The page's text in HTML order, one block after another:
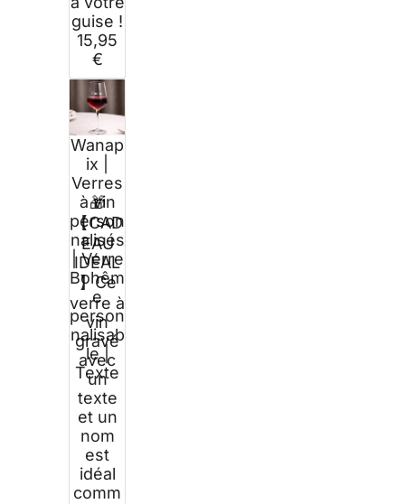
guise !
15,95
€
Wanap
ix |
Verres
à vin
person
nalisés
| Verre
Bohêm
e
person
nalisab
le |
Texte
🎁
【CAD
EAU
IDÉAL
】Ce
verre à
vin
gravé
avec
un
texte
et un
nom
est
idéal
comm